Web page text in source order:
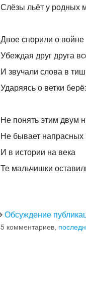
Слёзы льёт у родных
Двое спорили о войне
Убеждая друг друга
И звучали слова в
Ударяясь о ветки
Не понять этим двум
Не бывает напрасных
И в истории на века
Те мальчишки
Обсуждение
5 комментариев,